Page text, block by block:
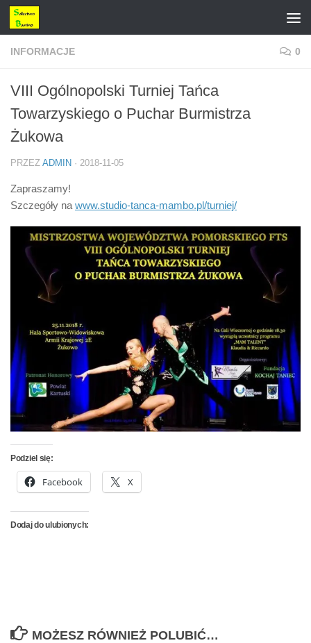
Przejdź do treści
INFORMACJE 0
VIII Ogólnopolski Turniej Tańca
Towarzyskiego o Puchar Burmistrza
Żukowa
PRZEZ ADMIN · 2018-11-05
Zapraszamy!
Szczegóły na www.studio-tanca-mambo.pl/turniej/
Podziel się:
Facebook X
Dodaj do ulubionych:
MOŻESZ RÓWNIEŻ POLUBIĆ…